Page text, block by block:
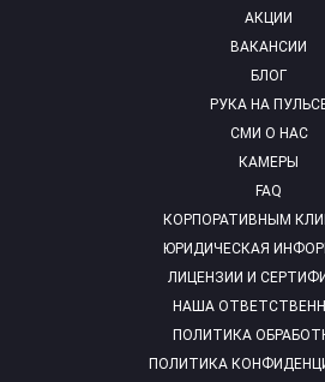
АКЦИИ
ВАКАНСИИ
БЛОГ
РУКА НА
СМИ О НАС
КАМЕРЫ
FAQ
КОРПОРАТИВНЫМ
ЮРИДИЧЕСКАЯ
ЛИЦЕНЗИИ И
НАША
ПОЛИТИКА
ПОЛИТИКА